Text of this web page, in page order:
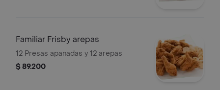
Familiar Frisby arepas
12 Presas apanadas y 12 arepas
$ 89.200